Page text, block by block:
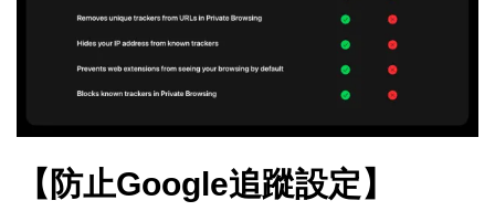
【防止Google追蹤設定 】